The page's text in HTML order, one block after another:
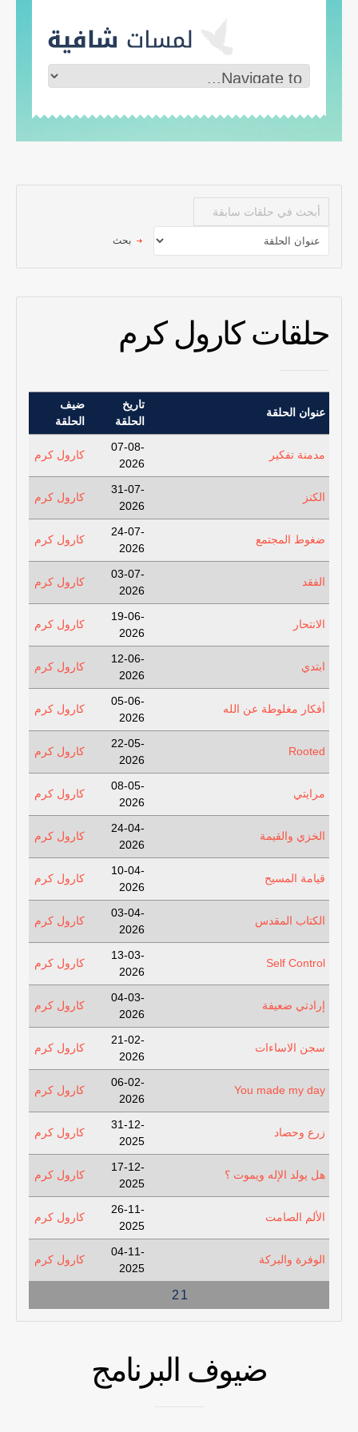
حلقات كارول كرم
عنوان الحلقة
تاريخ
الحلقة
ضيف
الحلقة
مدمنة تفكير
07-08-
2026
كارول كرم
الكنز
31-07-
2026
كارول كرم
ضغوط المجتمع
24-07-
2026
كارول كرم
الفقد
03-07-
2026
كارول كرم
الانتحار
19-06-
2026
كارول كرم
ابتدي
12-06-
2026
كارول كرم
أفكار مغلوطة عن الله
05-06-
2026
كارول كرم
Rooted
22-05-
2026
كارول كرم
مرايتي
08-05-
2026
كارول كرم
الخزي والقيمة
24-04-
2026
كارول كرم
قيامة المسيح
10-04-
2026
كارول كرم
الكتاب المقدس
03-04-
2026
كارول كرم
Self Control
13-03-
2026
كارول كرم
إرادتي ضعيفة
04-03-
2026
كارول كرم
سجن الاساءات
21-02-
2026
كارول كرم
You made my day
06-02-
2026
كارول كرم
زرع وحصاد
31-12-
2025
كارول كرم
هل يولد الإله ويموت ؟
17-12-
2025
كارول كرم
الألم الصامت
26-11-
2025
كارول كرم
الوفرة والبركة
04-11-
2025
كارول كرم
1
2
ضيوف البرنامج